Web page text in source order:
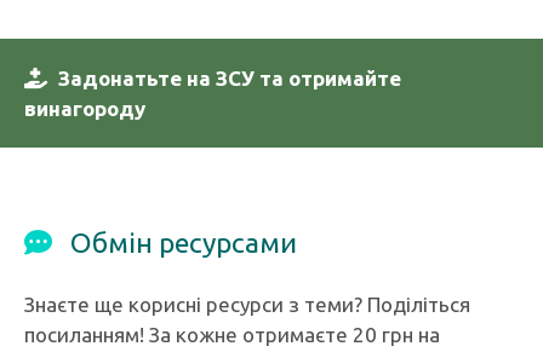
Задонатьте на ЗСУ та отримайте
винагороду
Обмін ресурсами
Знаєте ще корисні ресурси з теми? Поділіться
посиланням! За кожне отримаєте 20 грн на